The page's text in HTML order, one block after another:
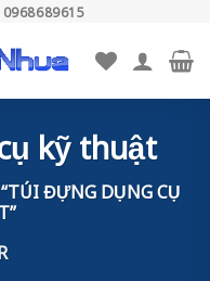
kỹ thuật
ĐỰNG DỤNG CỤ